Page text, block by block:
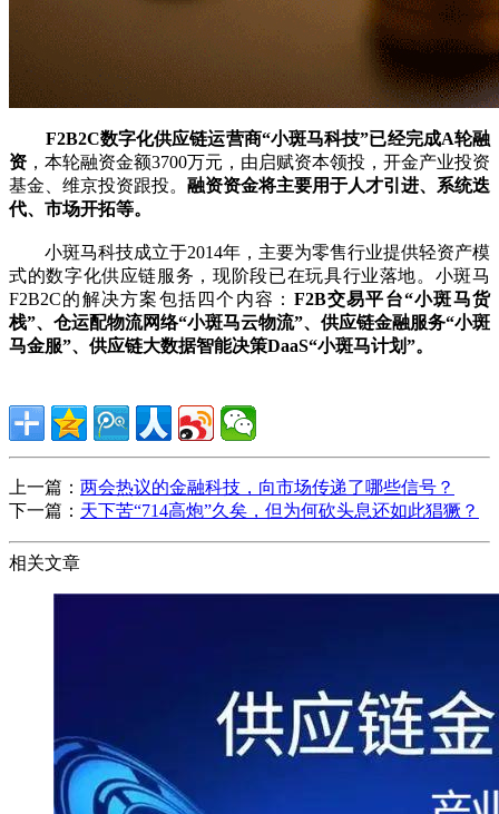
F2B2C数字化供应链运营商“小斑马科技”已经完成A轮融
资 ，本轮融资金额3700万元，由启赋资本领投，开金产业投资
基金、维京投资跟投。 融资资金将主要用于人才引进、系统迭
代、市场开拓等。
小斑马科技成立于2014年，主要为零售行业提供轻资产模
式的数字化供应链服务，现阶段已在玩具行业落地。小斑马
F2B2C的解决方案包括四个内容： F2B交易平台“小斑马货
栈”、仓运配物流网络“小斑马云物流”、供应链金融服务“小斑
马金服”、供应链大数据智能决策DaaS“小斑马计划”。
上一篇： 两会热议的金融科技，向市场传递了哪些信号？
下一篇： 天下苦“714高炮”久矣，但为何砍头息还如此猖獗？
相关文章